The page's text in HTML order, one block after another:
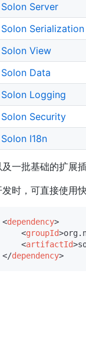
Solon Server
Solon Serialization
Solon View
Solon Data
Solon Logging
Solon Security
Solon I18n
及一批基础的扩展
发时，可直接使用
<dependency>
<groupId>
<artifactId>
</dependency>